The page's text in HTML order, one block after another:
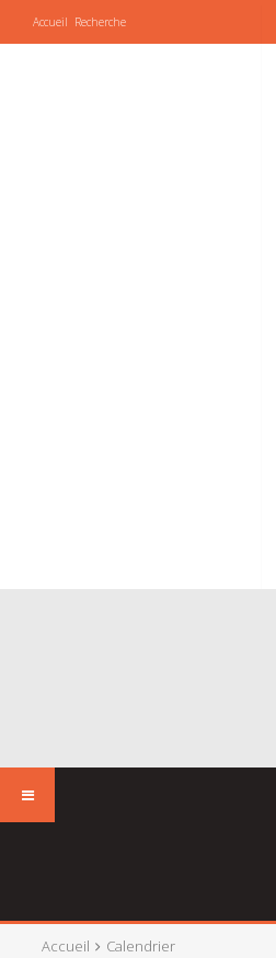
Accueil Recherche
Accueil
Calendrier